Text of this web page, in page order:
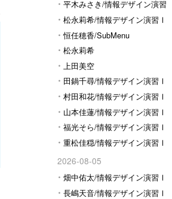
平木みさき/情報デザイン演習
Ⅰ 松永莉希/情報デザイン演習Ⅰ
恒任穂香/SubMenu
松永莉希
上田美空
田鍋千尋/情報デザイン演習Ⅰ
村田和花/情報デザイン演習Ⅰ
山本佳蓮/情報デザイン演習Ⅰ
福光そら/情報デザイン演習Ⅰ
重松佳穏/情報デザイン演習Ⅰ
2026-08-05
畑中佑太/情報デザイン演習Ⅰ
長嶋天音/情報デザイン演習Ⅰ